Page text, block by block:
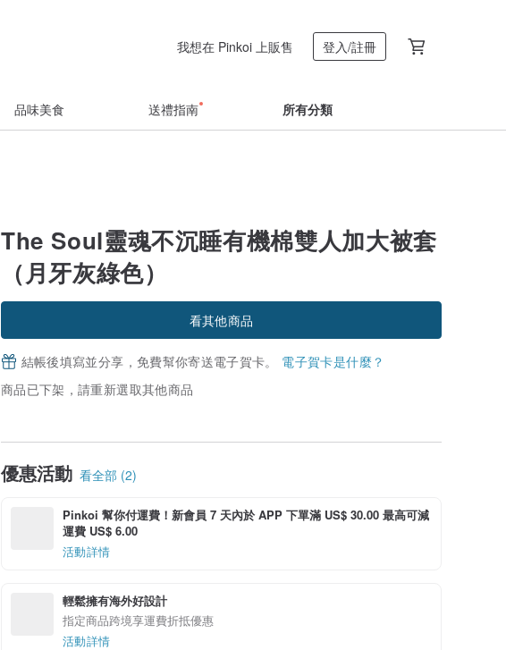
我想在 Pinkoi 上販售 登入/註冊
品味美食 送禮指南 所有分類
The Soul靈魂不沉睡有機棉雙人加大被套
（月牙灰綠色）
看其他商品
結帳後填寫並分享，免費幫你寄送電子賀卡。 電子賀卡是什麼？
商品已下架，請重新選取其他商品
優惠活動 看全部 (2)
Pinkoi 幫你付運費！新會員 7 天內於 APP 下單滿 US$ 30.00 最高可減
運費 US$ 6.00
活動詳情
輕鬆擁有海外好設計
指定商品跨境享運費折抵優惠
活動詳情